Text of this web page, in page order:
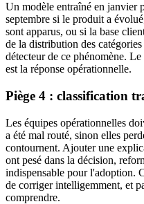
Un modèle entraîné en janvier
septembre si le produit a
sont apparus, ou si la base
de la distribution des
détecteur de ce phénomène.
est la réponse opérationnelle.
Piège 4 : classification
Les équipes opérationnelles
a été mal routé, sinon elles
contournent. Ajouter une
ont pesé dans la décision,
indispensable pour l'adoption.
de corriger intelligemment, et
comprendre.